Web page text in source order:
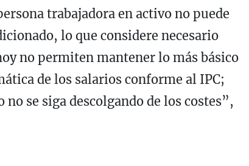
trabajadora en activo no puede
lo que considere necesario
no permiten mantener lo más básico
de los salarios conforme al IPC;
se siga descolgando de los costes”,